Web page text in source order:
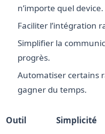
n’importe quel device.
Faciliter l’intégration
Simplifier la
progrès.
Automatiser certains
gagner du temps.
Outil Simplicité